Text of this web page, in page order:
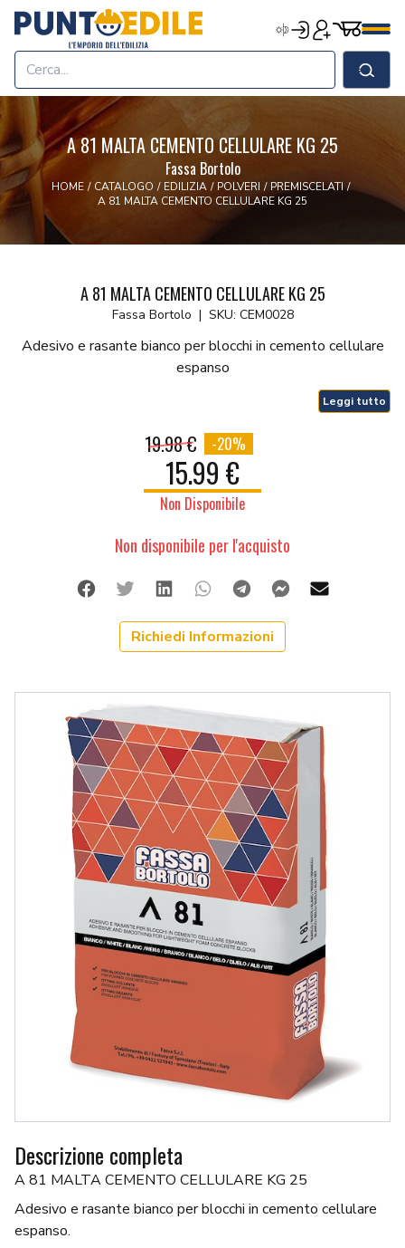
Edilizia Punto EdileAccediRegistrati
Cerca
Home
Chi Siamo
Termini & Condizioni
Contatti
A 81 MALTA CEMENTO CELLULARE KG 25
Fassa Bortolo
HOME / CATALOGO / EDILIZIA / POLVERI / PREMISCELATI /
A 81 MALTA CEMENTO CELLULARE KG 25
A 81 MALTA CEMENTO CELLULARE KG 25
Fassa Bortolo | SKU: CEM0028
Adesivo e rasante bianco per blocchi in cemento cellulare
espanso
Leggi tutto
19.98 € -20%
15.99 €
Non Disponibile
Non disponibile per l'acquisto
FacebookTwitterLinkedinWhatsappTelegramFacebook
Richiedi Informazioni
Descrizione completa
A 81 MALTA CEMENTO CELLULARE KG 25
Adesivo e rasante bianco per blocchi in cemento cellulare
espanso.